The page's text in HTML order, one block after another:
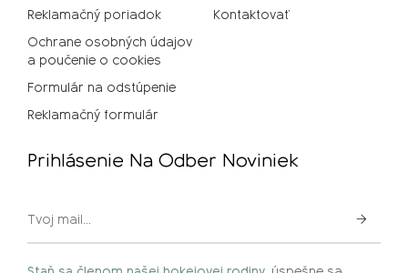
Reklamačný poriadok
Ochrane osobných údajov
a poučenie o cookies
Formulár na odstúpenie
Reklamačný formulár
Kontaktovať
Prihlásenie Na Odber Noviniek